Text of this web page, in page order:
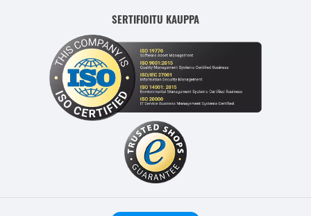
SERTIFIOITU KAUPPA